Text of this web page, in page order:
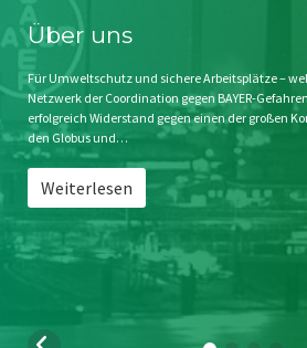
Impressum
Störfälle
Stichwort BAYER
Jahrestagung
SPENDEN
Über uns
Für Umweltschutz und sichere Arbeitsplätze –
Netzwerk der Coordination gegen BAYER-
erfolgreich Widerstand gegen einen der großen
den Globus und…
Weiterlesen